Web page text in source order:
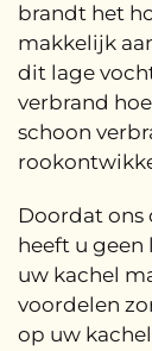
brandt het
makkelijk
dit lage
verbrand
schoon
Doordat
heeft u geen
uw kachel
voordelen
op uw